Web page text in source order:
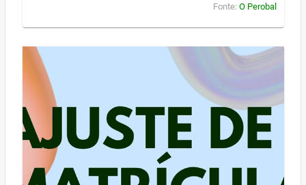
Fonte: O Perobal